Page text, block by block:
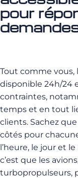
pour
Tout comme vous,
disponible 24h/24
contraintes,
temps et en tout
clients. Sachez
côtés pour
l’heure, le jour et
c’est que les
turbopropulseurs,